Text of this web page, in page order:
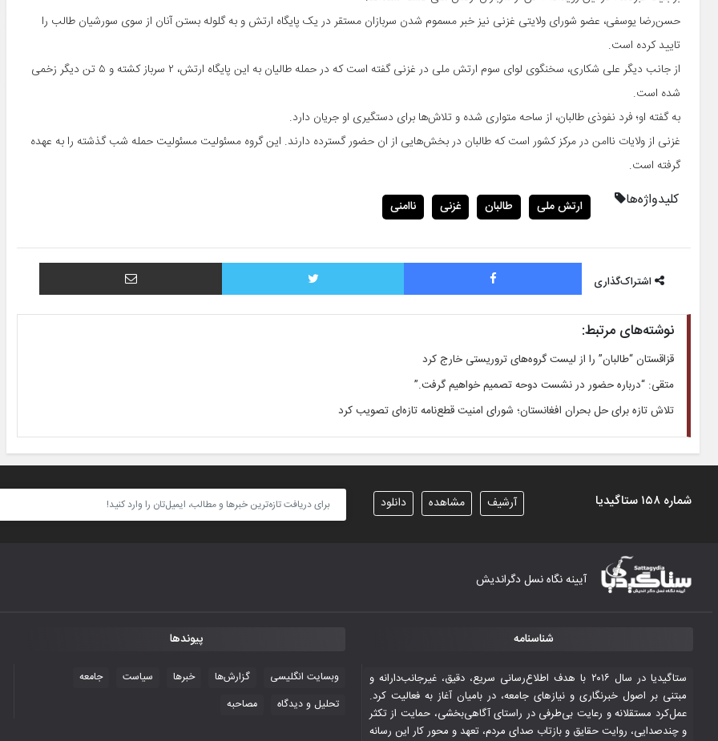
حسن‌رضا یوسفی، عضو شورای ولایتی غزنی نیز خبر مسموم شدن سربازان مستقر در یک پایگاه ارتش و به گلوله بستن آنان از سوی سورشیان طالب را
تایید کرده است.
از جانب دیگر علی شکاری، سخنگوی لوای سوم ارتش ملی در غزنی گفته است که در حمله طالیان به این پایگاه ارتش، ۲ سرباز کشته و ۵ تن دیگر زخمی
شده است.
به گفته او؛ فرد نفوذی طالبان، از ساحه متواری شده و تلاش‌ها برای دستگیری او جریان دارد.
غزنی از ولایات ناامن در مرکز کشور است که طالبان در بخش‌هایی از ان حضور گسترده دارند. این گروه مسئولیت مسئولیت حمله شب گذشته را به عهده
گرفته است.
کلیدواژه‌ها ارتش ملی طالبان غزنی ناامنی
اشتراک‌گذاری
فیس بوک توییتر اشتراک با ایمیل
نوشته‌های مرتبط:
قزاقستان “طالبان” را از لیست گروه‌های تروریستی خارج کرد
متقی: “درباره حضور در نشست دوحه تصمیم خواهیم گرفت.”
تلاش تازه برای حل بحران افغانستان؛ شورای امنیت قطع‌نامه تازه‌ای تصویب کرد
شماره ۱۵۸ ستاگیدیا دانلود مشاهده آرشیف
آیینه نگاه نسل دگراندیش
شناسنامه
ستاگیدیا در سال ۲۰۱۶ با هدف اطلاع‌رسانی سریع، دقیق، غیرجانب‌دارانه و
مبتنی بر اصول خبرنگاری و نیازهای جامعه، در بامیان آغاز به فعالیت کرد.
عمل‌کرد مستقلانه و رعایت بی‌طرفی در راستای آگاهی‌بخشی، حمایت از تکثر
و چندصدایی، روایت حقایق و بازتاب صدای مردم، تعهد و محور کار این رسانه
پیوندها
وبسایت انگلیسی گزارش‌ها خبرها سیاست
جامعه
تحلیل و دیدگاه
مصاحبه